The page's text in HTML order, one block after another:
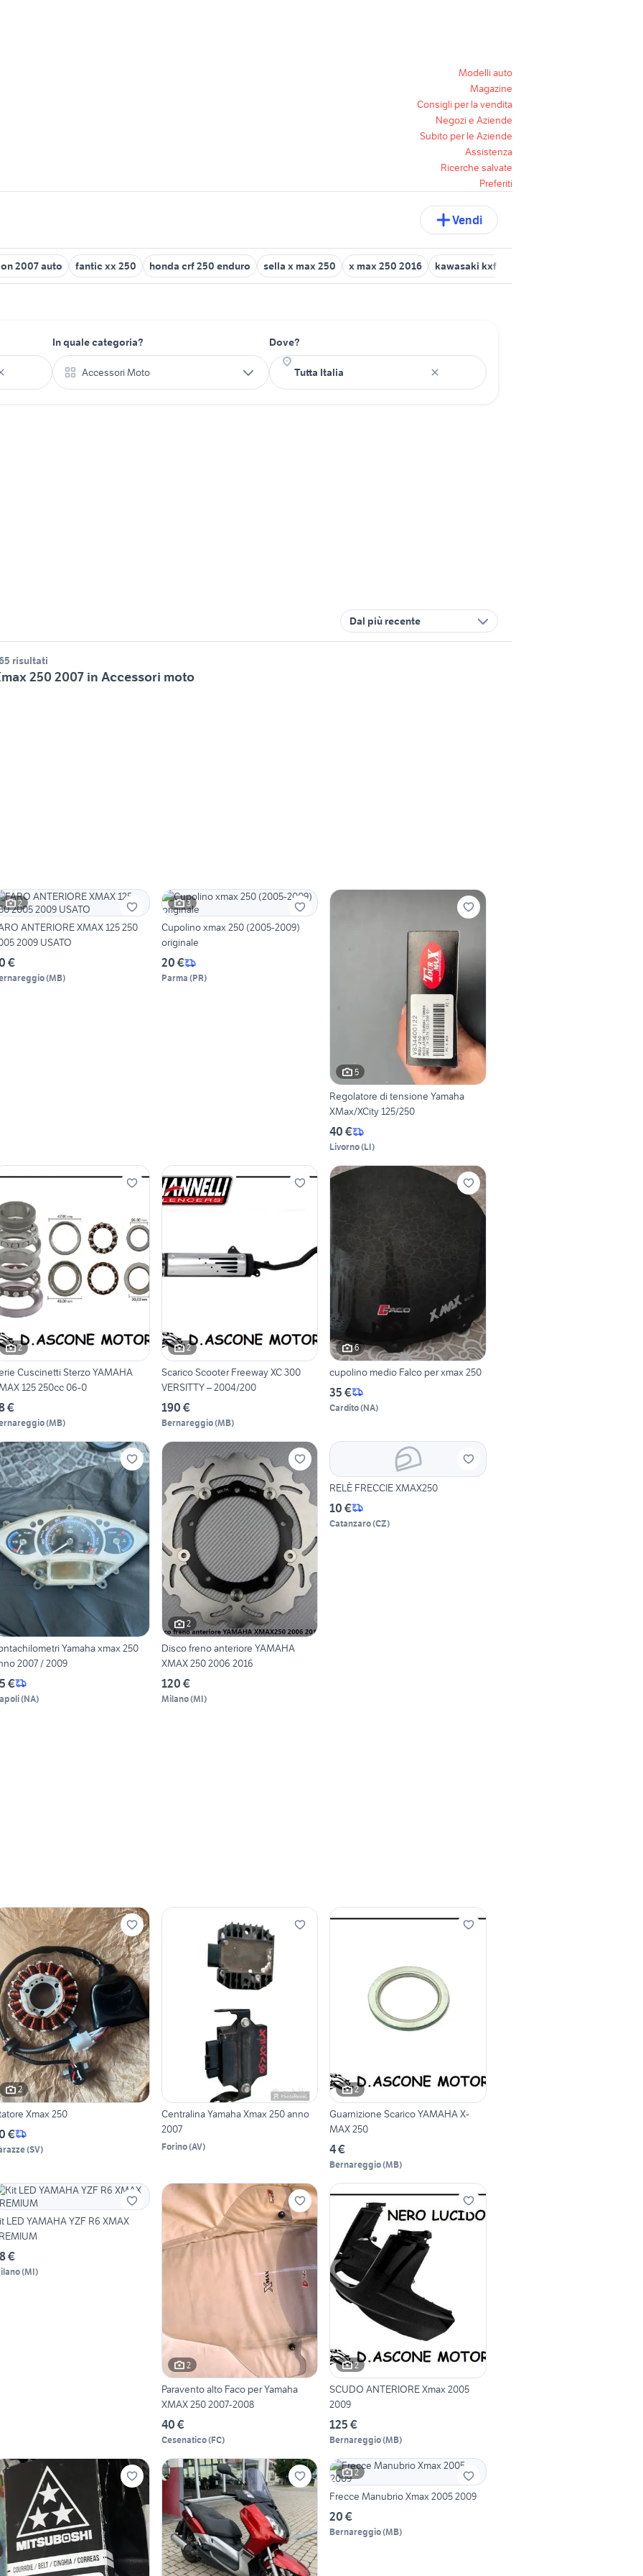
Modelli auto
Magazine
Consigli per la vendita
Negozi e Aziende
Subito per le Aziende
Assistenza
Ricerche salvate
Preferiti
Vendi
2007 auto fantic xx 250 honda crf 250 enduro sella x max 250 x max 250 2016 kawasaki kxf 250
In quale categoria?
Accessori Moto
Dove?
Dal più recente
risultati
250 2007 in Accessori moto
2
ANTERIORE XMAX 125 250
2009 USATO
€
(MB)
3
Cupolino xmax 250 (2005-2009)
originale
20 €
Parma (PR)
5
Regolatore di tensione Yamaha
XMax/XCity 125/250
40 €
Livorno(LI)
2
Cuscinetti Sterzo YAMAHA
125 250cc 06-0
€
(MB)
2
Scarico Scooter Freeway XC 300
VERSITTY – 2004/200
190 €
Bernareggio(MB)
6
cupolino medio Falco per xmax 250
35 €
Cardito(NA)
Yamaha xmax 250
2007 / 2009
€
(NA)
2
Disco freno anteriore YAMAHA
XMAX 250 2006 2016
120 €
Milano(MI)
RELÈ FRECCIE XMAX250
10 €
Catanzaro(CZ)
2
Xmax 250
€
(SV)
Centralina Yamaha Xmax 250 anno
2007
Forino(AV)
2
Guarnizione Scarico YAMAHA X-
MAX 250
4 €
Bernareggio(MB)
LED YAMAHA YZF R6 XMAX
€
(MI)
2
Paravento alto Faco per Yamaha
XMAX 250 2007-2008
40 €
Cesenatico(FC)
2
SCUDO ANTERIORE Xmax 2005
2009
125 €
Bernareggio(MB)
2
Frecce Manubrio Xmax 2005 2009
20 €
Bernareggio(MB)